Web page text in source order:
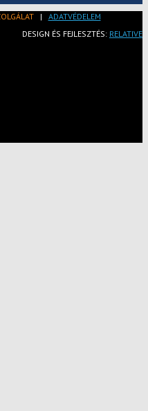
| ADATVÉDELEM
DESIGN ÉS FEJLESZTÉS: RELATIVE